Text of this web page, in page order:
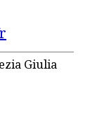
Giulia